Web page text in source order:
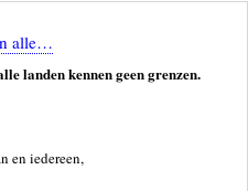
alle…
landen kennen geen grenzen.
en iedereen,